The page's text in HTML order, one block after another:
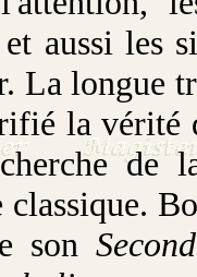
aussi les
La longue
la vérité
de
classique.
son